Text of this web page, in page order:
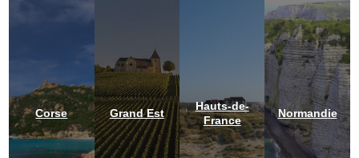
Corse Grand Est
Hauts-de-
France
Normandie